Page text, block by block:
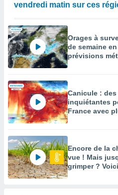
vendredi matin sur ces
Orages à
de semaine
prévisions
Canicule :
inquiétantes
France avec
Encore de la
vue ! Mais
grimper ?